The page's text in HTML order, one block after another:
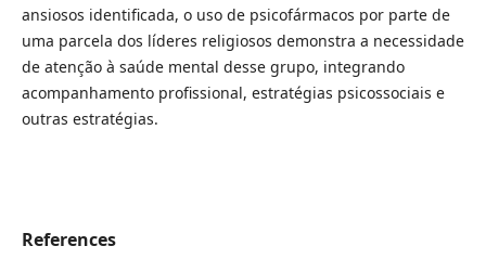
ansiosos identificada, o uso de psicofármacos por parte de
uma parcela dos líderes religiosos demonstra a necessidade
de atenção à saúde mental desse grupo, integrando
acompanhamento profissional, estratégias psicossociais e
outras estratégias.
References